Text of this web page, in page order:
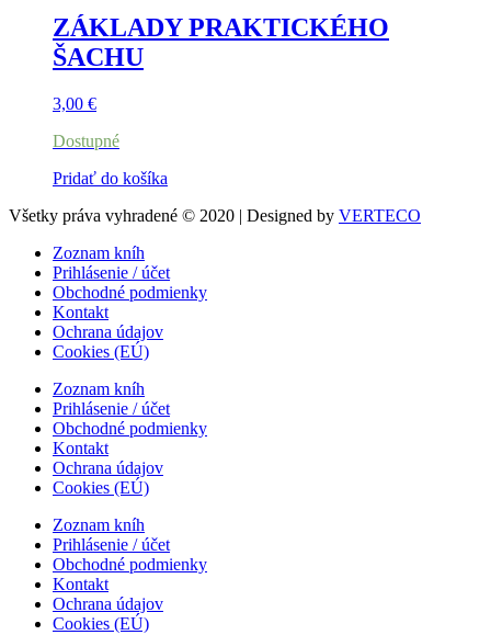
ZÁKLADY PRAKTICKÉHO
ŠACHU
3,00 €
Dostupné
Pridať do košíka
Všetky práva vyhradené © 2020 | Designed by VERTECO
Zoznam kníh
Prihlásenie / účet
Obchodné podmienky
Kontakt
Ochrana údajov
Cookies (EÚ)
Zoznam kníh
Prihlásenie / účet
Obchodné podmienky
Kontakt
Ochrana údajov
Cookies (EÚ)
Zoznam kníh
Prihlásenie / účet
Obchodné podmienky
Kontakt
Ochrana údajov
Cookies (EÚ)